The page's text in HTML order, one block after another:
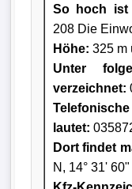
So hoch ist
208 Die
Höhe: 325 m
Unter
verzeichnet:
lautet:
Dort findet
N, 14° 31' 60"